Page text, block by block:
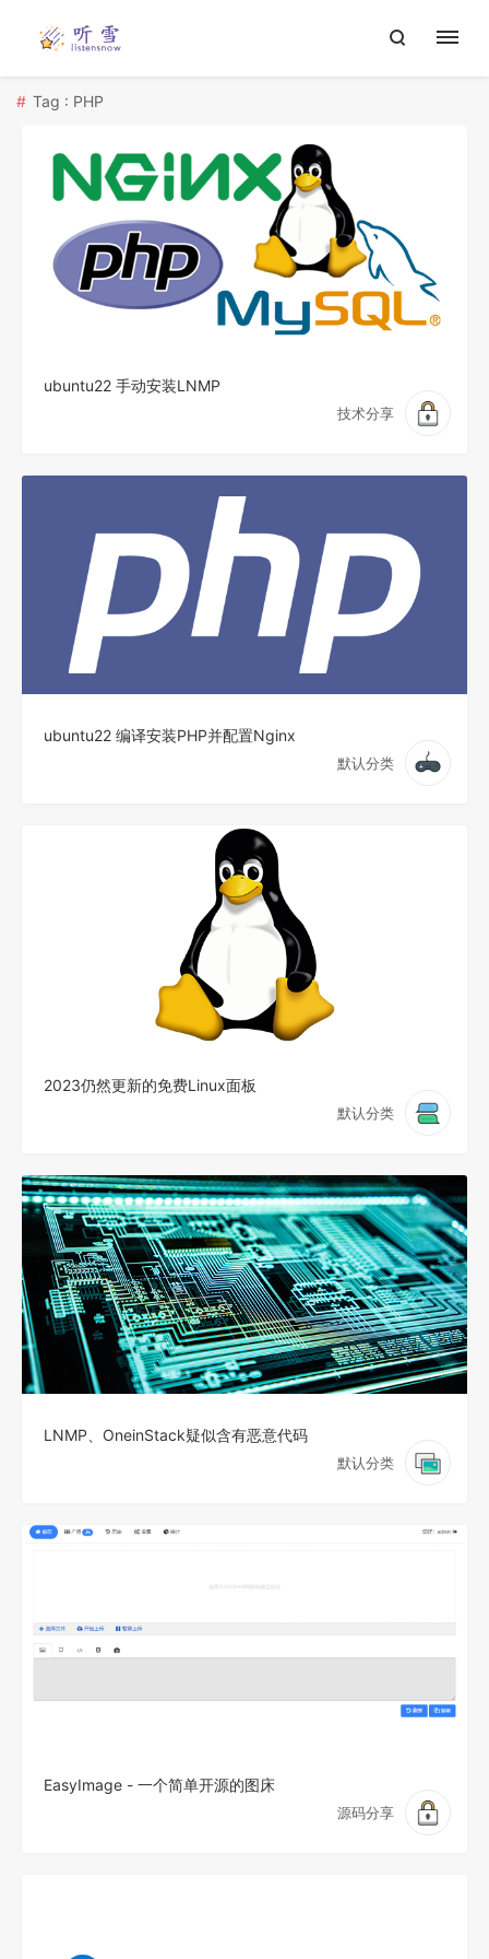
Tag : PHP
ubuntu22 手动安装LNMP
技术分享
ubuntu22 编译安装PHP并配置Nginx
默认分类
2023仍然更新的免费Linux面板
默认分类
LNMP、OneinStack疑似含有恶意代码
默认分类
EasyImage - 一个简单开源的图床
源码分享